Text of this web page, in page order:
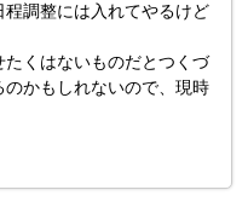
調整には入れてやるけど
くはないものだとつくづ
かもしれないので、現時